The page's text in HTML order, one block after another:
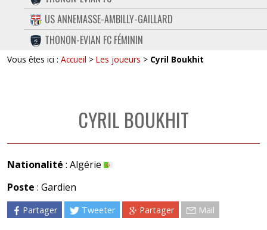
FACEBOOK
TWITTER
US ANNEMASSE-AMBILLY-GAILLARD
THONON-EVIAN FC FÉMININ
Vous êtes ici : Accueil > Les joueurs > Cyril Boukhit
CYRIL BOUKHIT
Nationalité : Algérie
Poste : Gardien
Partager Tweeter Partager Mail